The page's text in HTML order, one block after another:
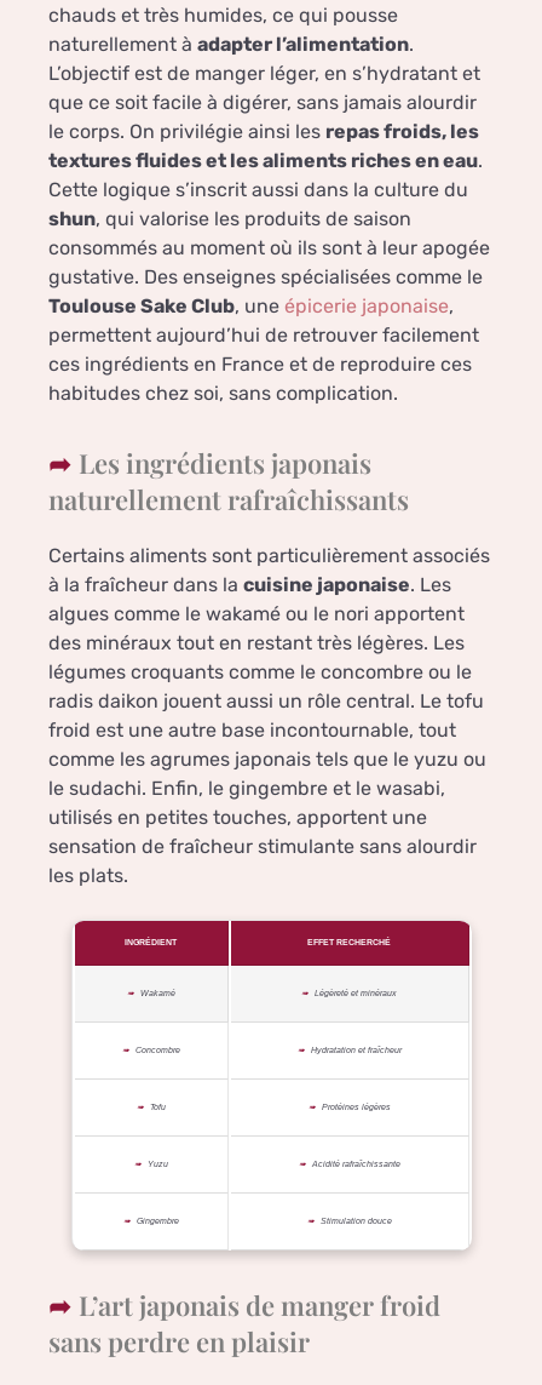
chauds et très humides, ce qui pousse
naturellement à adapter l’alimentation.
L’objectif est de manger léger, en s’hydratant et
que ce soit facile à digérer, sans jamais alourdir
le corps. On privilégie ainsi les repas froids, les
textures fluides et les aliments riches en eau.
Cette logique s’inscrit aussi dans la culture du
shun, qui valorise les produits de saison
consommés au moment où ils sont à leur apogée
gustative. Des enseignes spécialisées comme le
Toulouse Sake Club, une épicerie japonaise,
permettent aujourd’hui de retrouver facilement
ces ingrédients en France et de reproduire ces
habitudes chez soi, sans complication.
Les ingrédients japonais
naturellement rafraîchissants
Certains aliments sont particulièrement associés
à la fraîcheur dans la cuisine japonaise. Les
algues comme le wakamé ou le nori apportent
des minéraux tout en restant très légères. Les
légumes croquants comme le concombre ou le
radis daikon jouent aussi un rôle central. Le tofu
froid est une autre base incontournable, tout
comme les agrumes japonais tels que le yuzu ou
le sudachi. Enfin, le gingembre et le wasabi,
utilisés en petites touches, apportent une
sensation de fraîcheur stimulante sans alourdir
les plats.
INGRÉDIENT EFFET RECHERCHÉ
Wakamé Légèreté et minéraux
Concombre Hydratation et fraîcheur
Tofu Protéines légères
Yuzu Acidité rafraîchissante
Gingembre Stimulation douce
L’art japonais de manger froid
sans perdre en plaisir